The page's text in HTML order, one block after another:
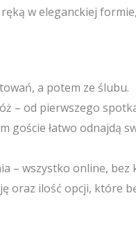
w eleganckiej
a potem ze ślubu.
– od pierwszego
goście łatwo odnajdą
– wszystko online, bez
oraz ilość opcji, które